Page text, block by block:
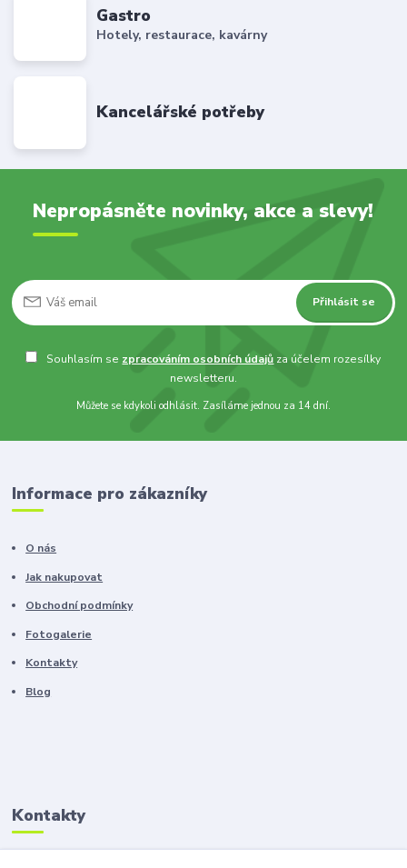
Gastro
Hotely, restaurace, kavárny
Kancelářské potřeby
Nepropásněte novinky, akce a slevy!
Přihlásit se
Souhlasím se zpracováním osobních údajů za účelem rozesílky
newsletteru.
Můžete se kdykoli odhlásit. Zasíláme jednou za 14 dní.
Informace pro zákazníky
O nás
Jak nakupovat
Obchodní podmínky
Fotogalerie
Kontakty
Blog
Kontakty